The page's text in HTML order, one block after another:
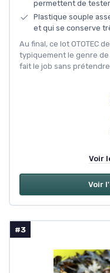
permettent de
Plastique souple
et qui se conserve
Au final, ce lot OTOTEC
typiquement le genre
fait le job sans prétendre
Voir
Voir
#3